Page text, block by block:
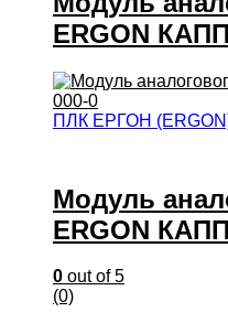
ERGON
ПЛК ЕРГОН
Модуль
ERGON
0 out of 5
(0)